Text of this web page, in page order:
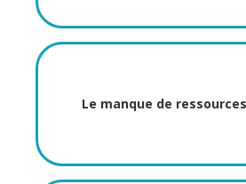
Le manque de